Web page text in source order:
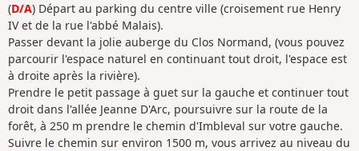
(D/A) Départ au parking du centre ville (croisement rue Henry
IV et de la rue l'abbé Malais).
Passer devant la jolie auberge du Clos Normand, (vous pouvez
parcourir l'espace naturel en continuant tout droit, l'espace est
à droite après la rivière).
Prendre le petit passage à guet sur la gauche et continuer tout
droit dans l'allée Jeanne D'Arc, poursuivre sur la route de la
forêt, à 250 m prendre le chemin d'Imbleval sur votre gauche.
Suivre le chemin sur environ 1500 m, vous arrivez au niveau du